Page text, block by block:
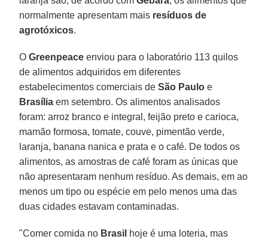
normalmente apresentam mais resíduos de
agrotóxicos.
OGreenpeace enviou para o laboratório 113 quilos
de alimentos adquiridos em diferentes
estabelecimentos comerciais deSão Paulo e
Brasília em setembro. Os alimentos analisados
foram: arroz branco e integral, feijão preto e carioca,
mamão formosa, tomate, couve, pimentão verde,
laranja, banana nanica e prata e o café. De todos os
alimentos, as amostras de café foram as únicas que
não apresentaram nenhum resíduo. As demais, em ao
menos um tipo ou espécie em pelo menos uma das
duas cidades estavam contaminadas.
"Comer comida no Brasil hoje é uma loteria, mas